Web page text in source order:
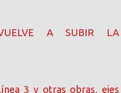
VUELVE A SUBIR LA
3 y otras obras, ejes